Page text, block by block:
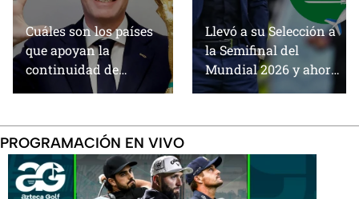
Cuáles son los países
que apoyan la
continuidad de
Infantino en la FIFA
Llevó a su Selección a
la Semifinal del
Mundial 2026 y ahora
llegaría a Arabia
PROGRAMACIÓN EN VIVO